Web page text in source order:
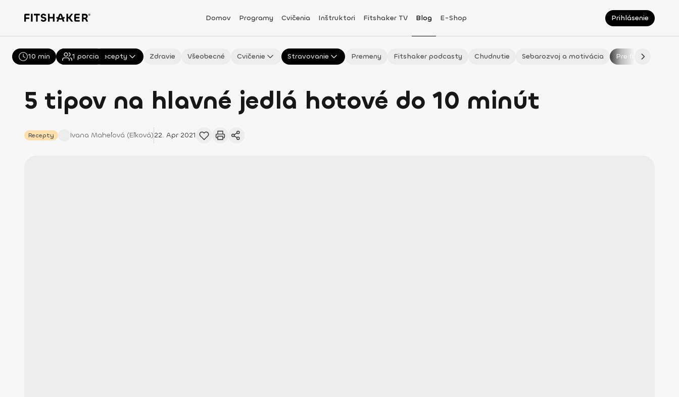
Domov Programy Cvičenia Inštruktori Fitshaker TV Blog E-Shop Prihlásenie
Všetky Recepty Zdravie Všeobecné Cvičenie Stravovanie Premeny Fitshaker podcasty Chudnutie Sebarozvoj a motivácia Pre fitmaminky
5 tipov na hlavné jedlá hotové do 10 minút
Recepty Ivana Maheľová (Eľková)22. Apr 2021
10 min 1 porcia